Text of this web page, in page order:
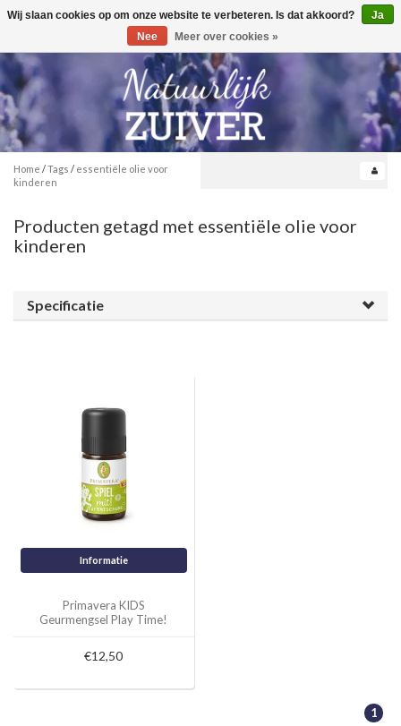
Toggle
0
Home /Tags / essentiële olie voor
kinderen
Producten getagd met essentiële olie voor
kinderen
Specificatie
Informatie
Primavera KIDS
Geurmengsel Play Time!
€12,50
1
Wij slaan cookies op om onze website te verbeteren. Is dat akkoord?
Ja
Nee
Meer over cookies »